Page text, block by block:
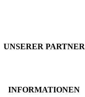
UNSERER PARTNER
INFORMATIONEN